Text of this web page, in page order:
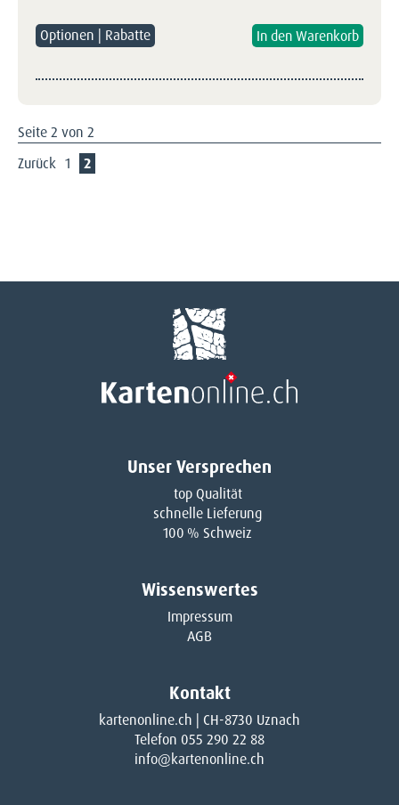
Optionen | Rabatte
Seite 2 von 2
Zurück 1 2
Unser Versprechen
top Qualität
schnelle Lieferung
100 % Schweiz
Wissenswertes
Impressum
AGB
Kontakt
kartenonline.ch | CH-8730 Uznach
Telefon 055 290 22 88
info@kartenonline.ch